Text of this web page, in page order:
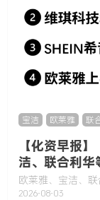
宝洁 欧莱雅 联
【化资早报
洁、联合利华
欧莱雅、宝洁、
2026-08-03